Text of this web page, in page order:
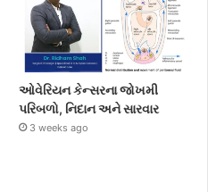
ઓવેરિયન કેન્સરના જોખમી
પરિબળો, નિદાન અને સારવાર
3 weeks ago